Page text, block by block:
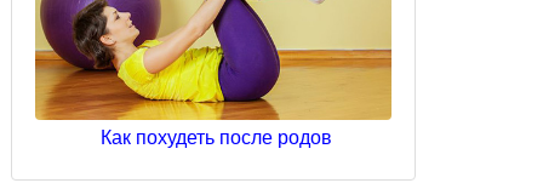
Как похудеть после родов